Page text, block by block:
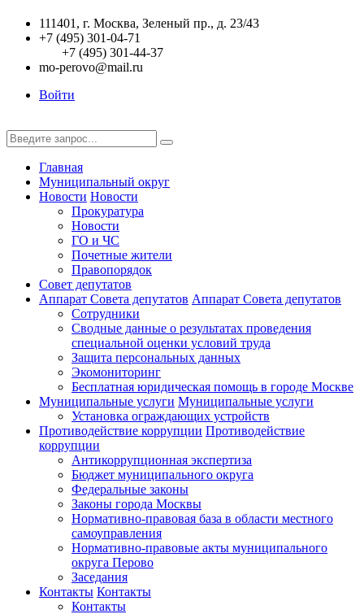
111401, г. Москва, Зеленый пр., д. 23/43
+7 (495) 301-04-71
+7 (495) 301-44-37
mo-perovo@mail.ru
Войти
Главная
Муниципальный округ
Новости Новости
Прокуратура
Новости
ГО и ЧС
Почетные жители
Правопорядок
Совет депутатов
Аппарат Совета депутатов Аппарат Совета депутатов
Сотрудники
Сводные данные о результатах проведения
специальной оценки условий труда
Защита персональных данных
Экомониторинг
Бесплатная юридическая помощь в городе Москве
Муниципальные услуги Муниципальные услуги
Установка ограждающих устройств
Противодействие коррупции Противодействие
коррупции
Антикоррупционная экспертиза
Бюджет муниципального округа
Федеральные законы
Законы города Москвы
Нормативно-правовая база в области местного
самоуправления
Нормативно-правовые акты муниципального
округа Перово
Заседания
Контакты Контакты
Контакты